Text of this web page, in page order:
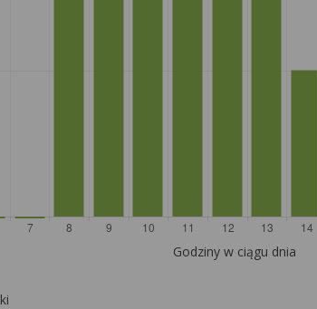
Godziny w ciągu dnia